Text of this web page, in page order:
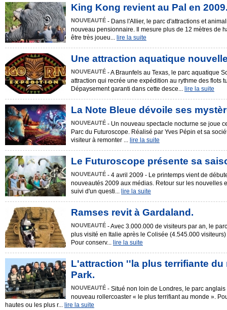
King Kong revient au Pal en
NOUVEAUTÉ - Dans l'Allier, le parc d'attractions et
nouveau pensionnaire. Il mesure plus de 12 mètres de
être très joueu... lire la suite
Une attraction aquatique
NOUVEAUTÉ - A Braunfels au Texas, le parc aquatique
attraction qui recrée une expédition au rythme des flots
Dépaysement garanti dans cette desce... lire la suite
La Note Bleue dévoile ses
NOUVEAUTÉ - Un nouveau spectacle nocturne se joue
Parc du Futuroscope. Réalisé par Yves Pépin et sa
visiteur à remonter ... lire la suite
Le Futuroscope présente sa
NOUVEAUTÉ - 4 avril 2009 - Le printemps vient de
nouveautés 2009 aux médias. Retour sur les nouvelles
suivi d'un questi... lire la suite
Ramses revit à Gardaland.
NOUVEAUTÉ - Avec 3.000.000 de visiteurs par an, le
plus visité en Italie après le Colisée (4.545.000
Pour conserv... lire la suite
L'attraction ''la plus terrifiante du
Park.
NOUVEAUTÉ - Situé non loin de Londres, le parc
nouveau rollercoaster « le plus terrifiant au monde ».
hautes ou les plus r... lire la suite